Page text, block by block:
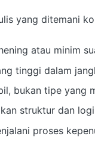
yang ditemani
atau minim
tinggi dalam
bukan tipe yang
struktur dan
proses